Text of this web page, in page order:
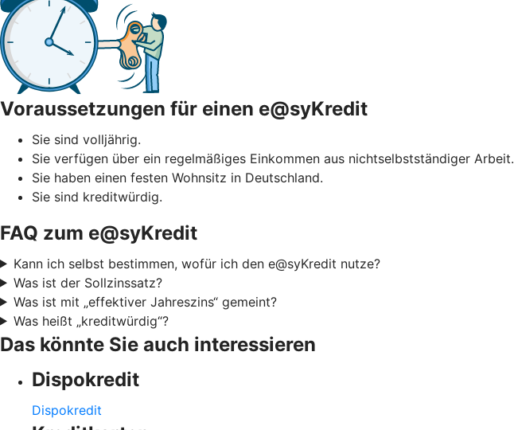
Voraussetzungen für einen e@syKredit
Sie sind volljährig.
Sie verfügen über ein regelmäßiges Einkommen aus nichtselbstständiger Arbeit.
Sie haben einen festen Wohnsitz in Deutschland.
Sie sind kreditwürdig.
FAQ zum e@syKredit
Kann ich selbst bestimmen, wofür ich den e@syKredit nutze?
Was ist der Sollzinssatz?
Was ist mit „effektiver Jahreszins“ gemeint?
Was heißt „kreditwürdig“?
Das könnte Sie auch interessieren
Dispokredit
Dispokredit